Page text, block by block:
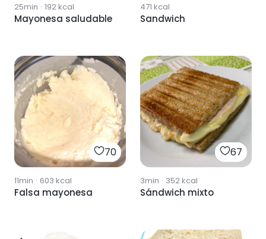
25min · 192kcal
Mayonesa saludable
471 kcal
Sandwich
70
11min · 603 kcal
Falsa mayonesa
67
3min · 352kcal
Sándwich mixto